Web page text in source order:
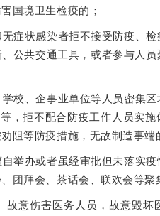
国境卫生检疫的；
症状感染者拒不接受防疫、
公共交通工具，或者参与人
校、企事业单位等人员密集
，拒不配合防疫工作人员实施
阻等防疫措施，无故制造事端
举办或者虽经审批但未落实
团拜会、茶话会、联欢会等聚
故意伤害医务人员，故意毁坏